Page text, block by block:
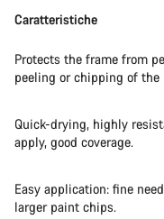
Caratteristiche
Protects the frame from
peeling or chipping of the
Quick-drying, highly
apply, good coverage.
Easy application: fine
larger paint chips.
Ti serve aiuto?